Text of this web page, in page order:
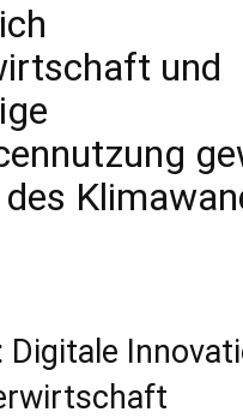
und
Digitale